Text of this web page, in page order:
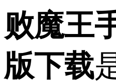
败魔王
版下载